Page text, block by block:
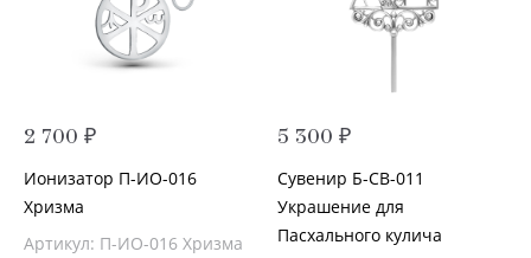
2 700 ₽
Ионизатор П-ИО-016
Хризма
Артикул: П-ИО-016 Хризма
5 300 ₽
Сувенир Б-СВ-011
Украшение для
Пасхального кулича